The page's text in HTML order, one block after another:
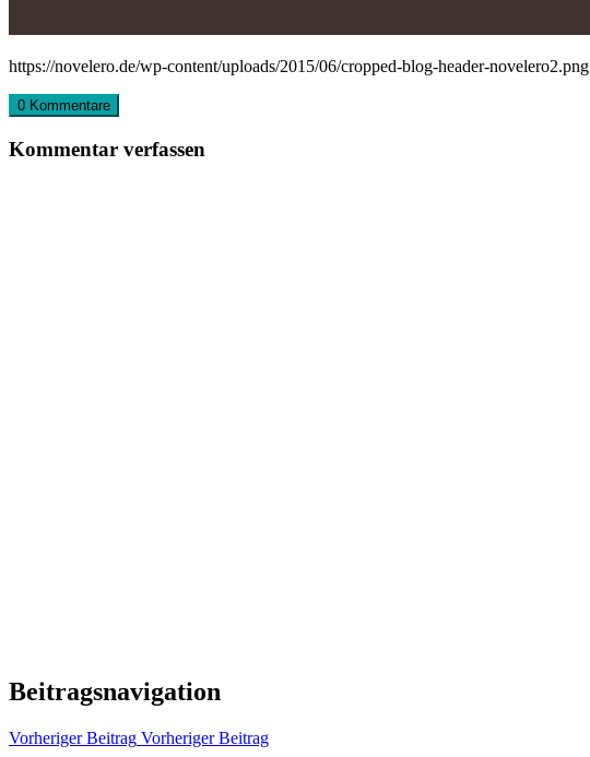
https://novelero.de/wp-content/uploads/2015/06/cropped-blog-header-novelero2.png
0 Kommentare
Kommentar verfassen
Beitragsnavigation
Vorheriger Beitrag Vorheriger Beitrag